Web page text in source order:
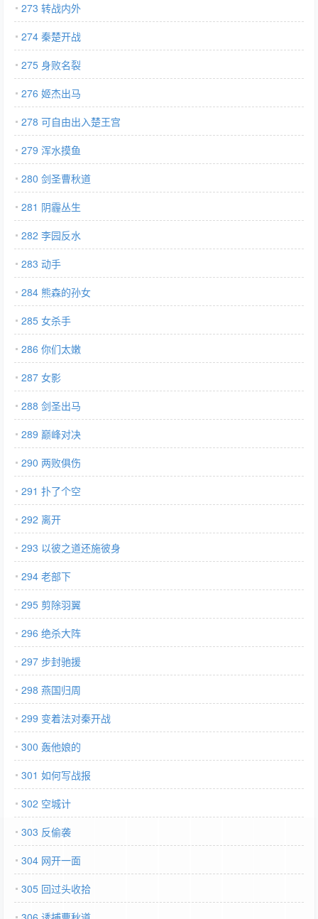
273 转战内外
274 秦楚开战
275 身败名裂
276 姬杰出马
278 可自由出入楚王宫
279 浑水摸鱼
280 剑圣曹秋道
281 阴霾丛生
282 李园反水
283 动手
284 熊森的孙女
285 女杀手
286 你们太嫩
287 女影
288 剑圣出马
289 巅峰对决
290 两败俱伤
291 扑了个空
292 离开
293 以彼之道还施彼身
294 老部下
295 剪除羽翼
296 绝杀大阵
297 步封驰援
298 燕国归周
299 变着法对秦开战
300 轰他娘的
301 如何写战报
302 空城计
303 反偷袭
304 网开一面
305 回过头收拾